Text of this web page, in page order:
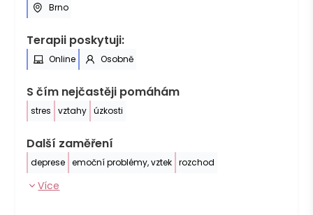
Brno
Terapii poskytuji:
Online Osobně
S čím nejčastěji pomáhám
stres vztahy úzkosti
Další zaměření
deprese emoční problémy, vztek rozchod
Více